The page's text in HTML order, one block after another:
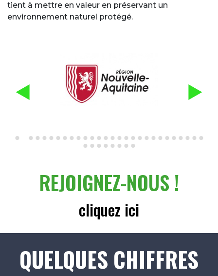
tient à mettre en valeur en préservant un
environnement naturel protégé.
REJOIGNEZ-NOUS !
cliquez ici
QUELQUES CHIFFRES